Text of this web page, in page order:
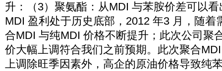
升：（3）聚氨酯：从MDI 与苯胺价差可以
MDI 盈利处于历史底部，2012 年3 月，随着
合MDI 与纯MDI 价格不断提升；此次公司聚
价大幅上调符合我们之前预期。此次聚合
上调除旺季因素外，高企的原油价格导致纯